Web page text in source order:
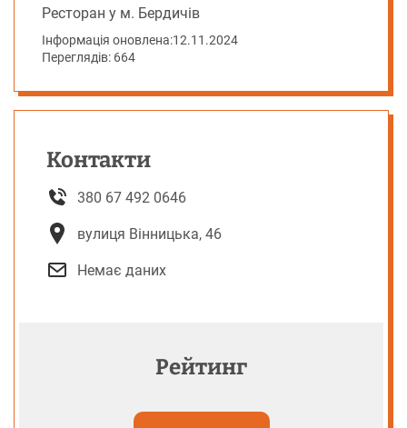
Ресторан у м. Бердичів
Інформація оновлена:12.11.2024
Переглядів: 664
Контакти
380 67 492 0646
вулиця Вінницька, 46
Немає даних
Рейтинг